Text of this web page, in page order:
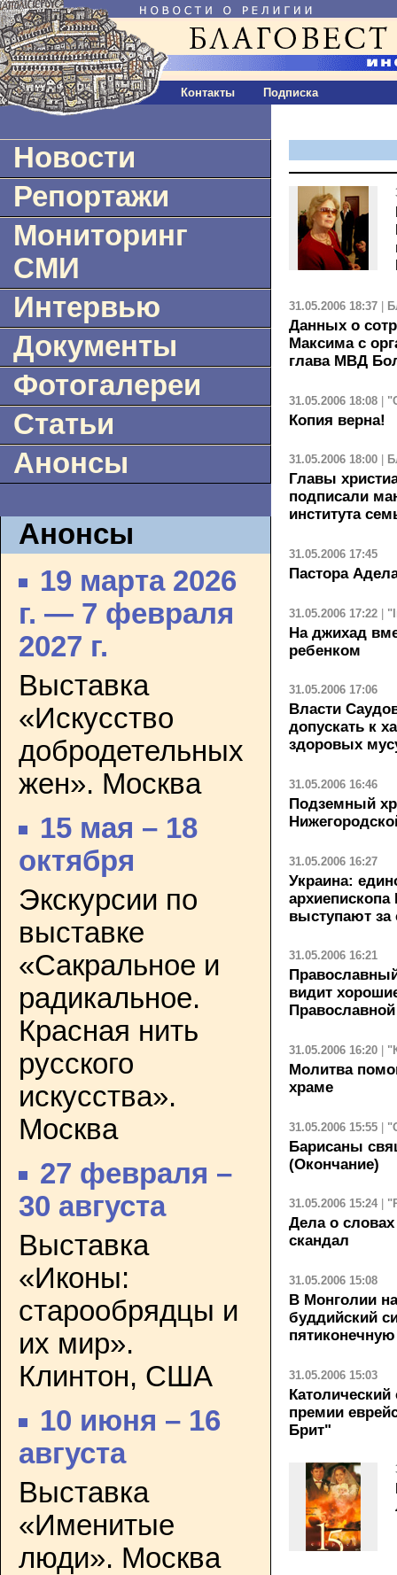
Контакты Подписка
Новости
Репортажи
Мониторинг
СМИ
Интервью
Документы
Фотогалереи
Статьи
Анонсы
Анонсы
19 марта 2026
г. — 7 февраля
2027 г.
Выставка
«Искусство
добродетельных
жен». Москва
15 мая – 18
октября
Экскурсии по
выставке
«Сакральное и
радикальное.
Красная нить
русского
искусства».
Москва
27 февраля –
30 августа
Выставка
«Иконы:
старообрядцы и
их мир».
Клинтон, США
10 июня – 16
августа
Выставка
«Именитые
люди». Москва
31.05.2006 18:37
Данных о
Максима с
глава МВД
31.05.2006 18:08 |
Копия верна!
31.05.2006 18:00
Главы
подписали
института
31.05.2006 17:45
Пастора
31.05.2006 17:22 |
На джихад
ребенком
31.05.2006 17:06
Власти
допускать к
здоровых
31.05.2006 16:46
Подземный
31.05.2006 16:27
Украина:
выступают за
31.05.2006 16:21
видит
31.05.2006 16:20
Молитва
храме
31.05.2006 15:55 |
Барисаны
(Окончание)
31.05.2006 15:24
Дела о
скандал
31.05.2006 15:08
В Монголии
буддийский
пятиконечную
31.05.2006 15:03
премии
Брит"